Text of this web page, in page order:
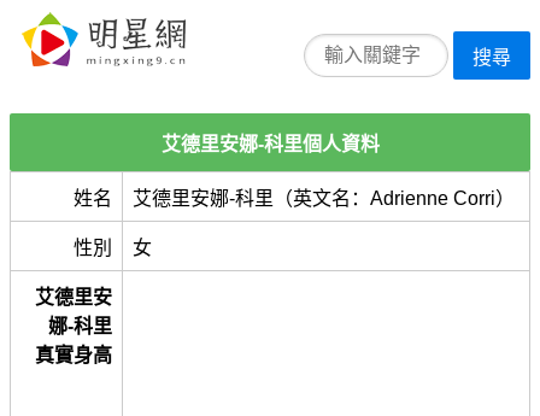
搜尋
艾德里安娜-科里個人資料
姓名 艾德里安娜-科里（英文名：Adrienne Corri）
性別 女
艾德里安
娜-科里
真實身高